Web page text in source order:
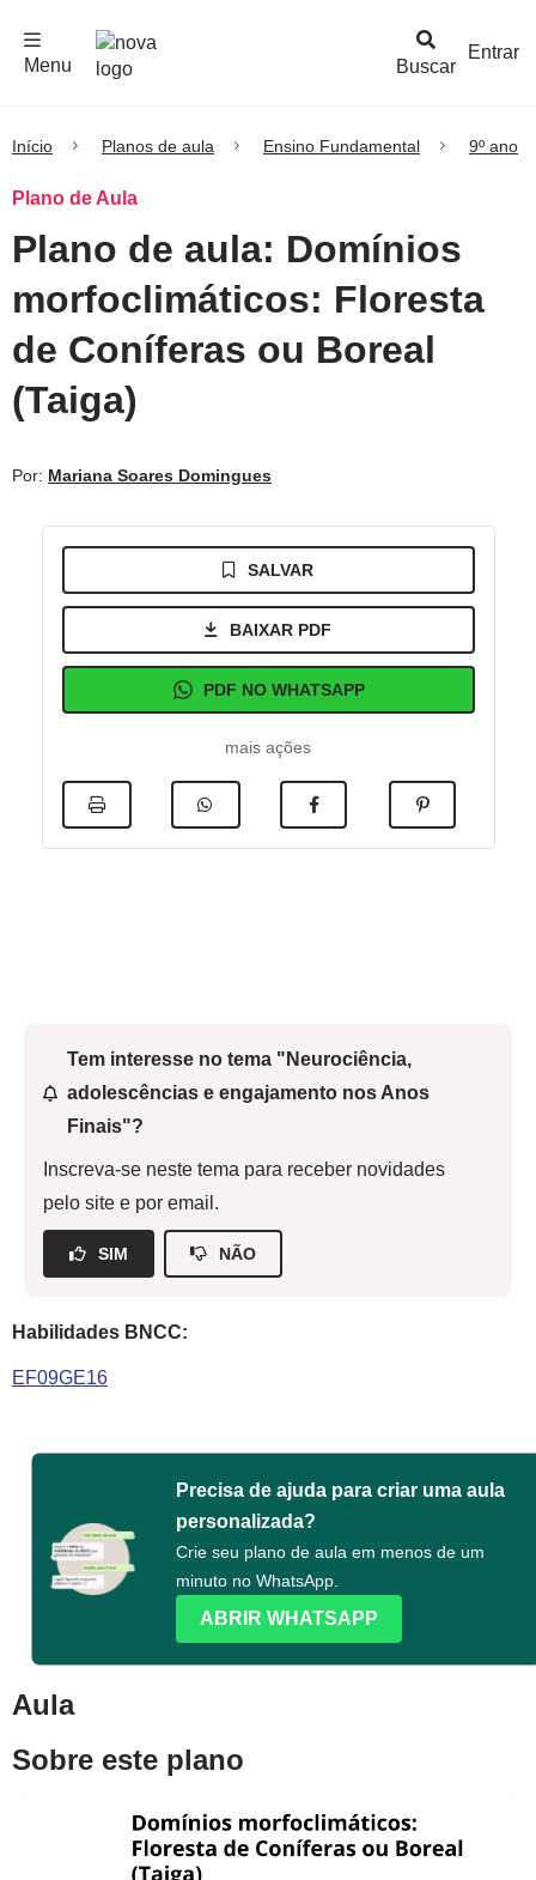
Buscar
Menu
Entrar
Início Planos de aula Ensino Fundamental 9º ano
Plano de Aula
Plano de aula: Domínios
morfoclimáticos: Floresta
de Coníferas ou Boreal
(Taiga)
Por: Mariana Soares Domingues
SALVAR
BAIXAR PDF
PDF NO WHATSAPP
mais ações
Tem interesse no tema "Neurociência,
adolescências e engajamento nos Anos
Finais"?
Inscreva-se neste tema para receber novidades
pelo site e por email.
SIM NÃO
Habilidades BNCC:
EF09GE16
Precisa de ajuda para criar uma aula
personalizada?
Crie seu plano de aula em menos de um
minuto no WhatsApp.
ABRIR WHATSAPP
Aula
Sobre este plano